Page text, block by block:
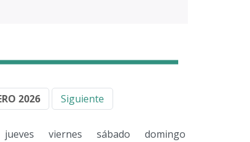
2026 Siguiente
jueves viernes sábado domingo